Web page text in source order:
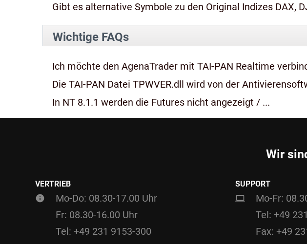
Gibt es alternative Symbole zu den Original Indizes DAX,
Wichtige FAQs
Ich möchte den AgenaTrader mit TAI-PAN Realtime
Die TAI-PAN Datei TPWVER.dll wird von der
In NT 8.1.1 werden die Futures nicht angezeigt / ...
Wir
VERTRIEB
Mo-Do: 08.30-17.00 Uhr
Fr: 08.30-16.00 Uhr
Tel: +49 231 9153-300
SUPPORT
Mo-Fr:
Tel: +49
Fax: +49